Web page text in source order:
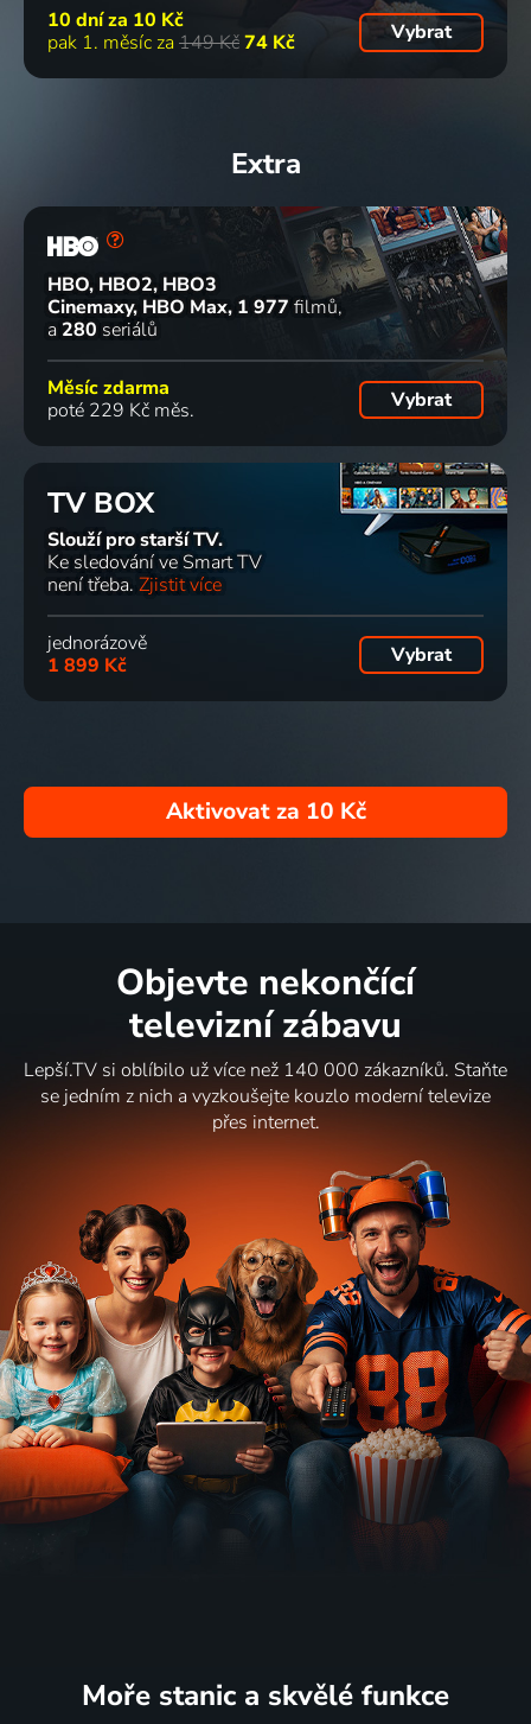
10 dní za 10 Kč
pak 1. měsíc za 149 Kč74 Kč Vybrat
Extra
HBO, HBO2, HBO3
Cinemaxy, HBO Max 1 977 filmů
a 280 seriálů
Měsíc zdarma
poté 229 Kč měs.
Vybrat
TV BOX
Slouží pro starší TV.
Ke sledování ve Smart TV
není třeba. Zjistit více
jednorázově
1 899 Kč
Vybrat
Aktivovat za 10 Kč
Objevte nekončící
televizní zábavu
Lepší.TV si oblíbilo už více než 140 000 zákazníků. Staňte
se jedním z nich a vyzkoušejte kouzlo moderní televize
přes internet.
Moře stanic a skvělé funkce